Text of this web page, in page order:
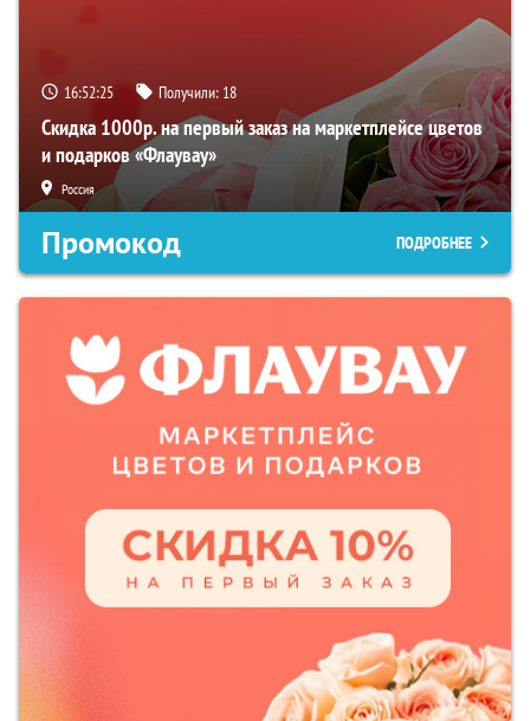
16:52:24 Получили: 18
Скидка 1000р. на первый заказ на маркетплейсе цветов
и подарков «Флаувау»
Россия
Промокод ПОДРОБНЕЕ